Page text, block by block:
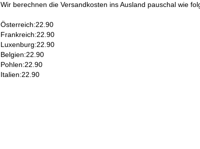
Wir berechnen die Versandkosten ins Ausland pauschal wie
Österreich:22.90
Frankreich:22.90
Luxenburg:22.90
Belgien:22.90
Pohlen:22.90
Italien:22.90